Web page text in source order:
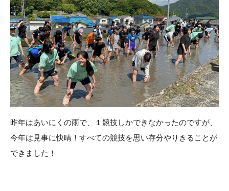
昨年はあいにくの雨で、１競技しかできなかったのですが、
今年は見事に快晴！すべての競技を思い存分やりきることが
できました！